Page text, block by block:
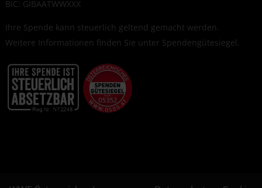
BIC: GIBAATWWXXX
Ihre Spende kann steuerlich geltend gemacht werden.
Weitere Informationen finden Sie unter Spendengütesiegel.